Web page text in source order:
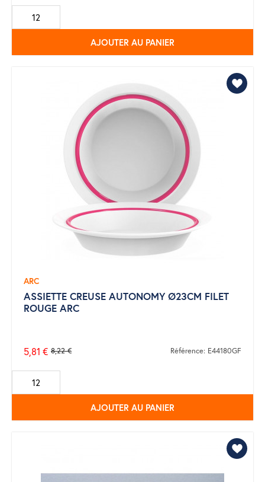
de
base
AJOUTER AU PANIER
ARC
ASSIETTE CREUSE AUTONOMY Ø23CM FILET
ROUGE ARC
Prix
de
base
8,22 €
5,81 € Référence: E44180GF
AJOUTER AU PANIER